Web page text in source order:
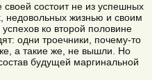
состоит не из успешных
жизнью и своим
ко второй половине
одни троечники, почему-то
а такие же, не вышли. Но
будущей маргинальной